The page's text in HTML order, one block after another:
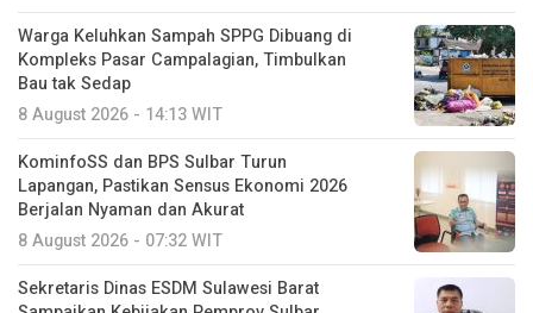
Warga Keluhkan Sampah SPPG Dibuang di
Kompleks Pasar Campalagian, Timbulkan
Bau tak Sedap
8 August 2026 - 14:13 WIT
KominfoSS dan BPS Sulbar Turun
Lapangan, Pastikan Sensus Ekonomi 2026
Berjalan Nyaman dan Akurat
8 August 2026 - 07:32 WIT
Sekretaris Dinas ESDM Sulawesi Barat